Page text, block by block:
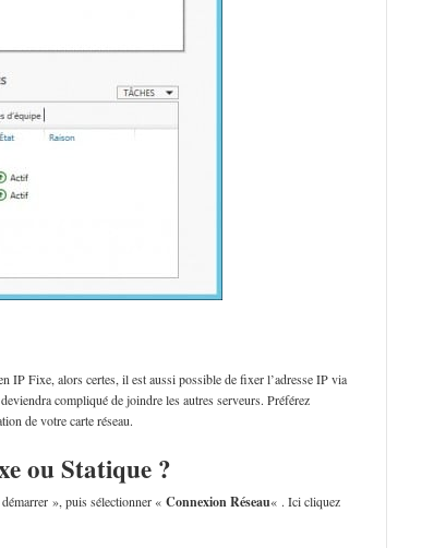
IP Fixe, alors certes, il est aussi possible de fixer l’adresse IP via
compliqué de joindre les autres serveurs. Préférez
de votre carte réseau.
ou Statique ?
», puis sélectionner « Connexion Réseau« . Ici cliquez